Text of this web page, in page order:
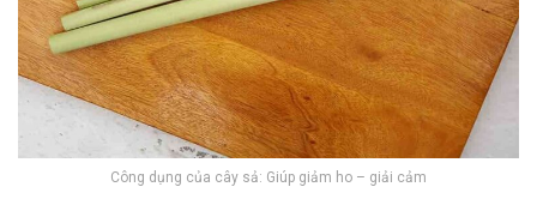
Công dụng của cây sả: Giúp giảm ho – giải cảm